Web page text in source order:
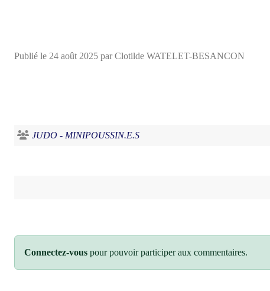
Publié le 24 août 2025 par Clotilde WATELET-BESANCON
JUDO - MINIPOUSSIN.E.S
Connectez-vous pour pouvoir participer aux commentaires.